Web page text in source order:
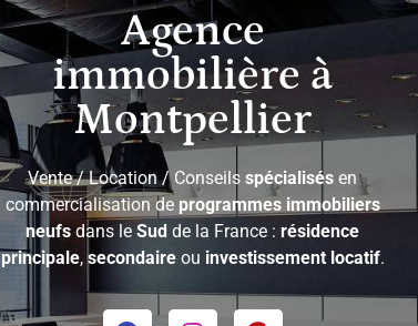
Agence
immobilière à
Montpellier
Vente / Location / Conseilsspécialisés en
commercialisation de programmes immobiliers
neufs dans leSud de la France :résidence
principale, secondaireou investissement locatif.